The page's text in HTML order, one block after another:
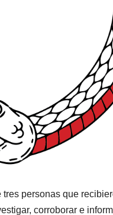
personas que
corroborar e